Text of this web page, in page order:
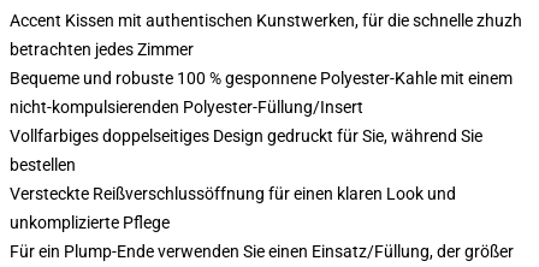
Accent Kissen mit authentischen Kunstwerken, für die schnelle zhuzh
betrachten jedes Zimmer
Bequeme und robuste 100 % gesponnene Polyester-Kahle mit einem
nicht-kompulsierenden Polyester-Füllung/Insert
Vollfarbiges doppelseitiges Design gedruckt für Sie, während Sie
bestellen
Versteckte Reißverschlussöffnung für einen klaren Look und
unkomplizierte Pflege
Für ein Plump-Ende verwenden Sie einen Einsatz/Füllung, der größer